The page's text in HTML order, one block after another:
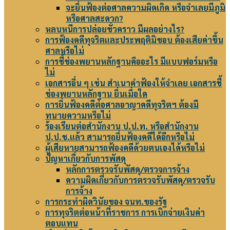
จะยื่นฟ้องต่อศาลความผิดเกิด หรือจำเลยมีภูมิ
หรือศาลสะดวก?
หลบหนีการปล่อยชั่วคราว มีผลอย่างไร?
การฟ้องคดีทุจริตและประพฤติมิชอบ ต้องเสียค่าขึ้น
ศาลหรือไม่
การชี้ช่องพยานหลักฐานคืออะไร มีแบบฟอร์มหรือ
ไม่
เอกสารอื่น ๆ เช่น สำเนาคำฟ้องให้จำเลย เอกสารชี้
ช่องพยานหลักฐาน ยื่นเมื่อใด
การยื่นฟ้องคดีต่อศาลอาญาคดีทุจริตฯ ต้องมี
ทนายความหรือไม่
ร้องเรียนต่อสำนักงาน ป.ป.ท. หรือสำนักงาน
ป.ป.ช.แล้ว สามารถยื่นฟ้องคดีได้อีกหรือไม่
ผู้เสียหายสามารถฟ้องคดีด้วยตนเองได้หรือไม่
ปัญหาเกี่ยวกับการพัสดุ
หลักการตรวจรับพัสดุ/ตรวจการจ้าง
ความผิดเกี่ยวกับการตรวจรับพัสดุ/ตรวจรับ
การจ้าง
การกระทำผิดวินัยของ จนท.ของรัฐ
การทุจริตต่อหน้าที่ราชการ การเบิกจ่ายเงินค่า
ตอบแทน